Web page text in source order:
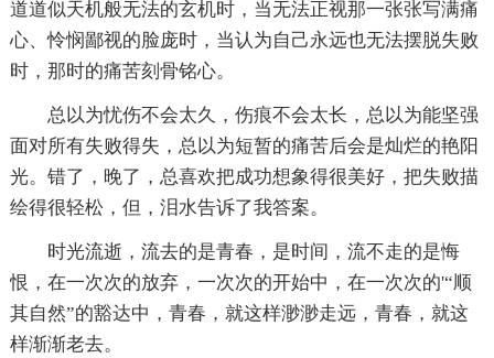
道道似天机般无法的玄机时，当无法正视那一张张写满痛
心、怜悯鄙视的脸庞时，当认为自己永远也无法摆脱失败
时，那时的痛苦刻骨铭心。
总以为忧伤不会太久，伤痕不会太长，总以为能坚强
面对所有失败得失，总以为短暂的痛苦后会是灿烂的艳阳
光。错了，晚了，总喜欢把成功想象得很美好，把失败描
绘得很轻松，但，泪水告诉了我答案。
时光流逝，流去的是青春，是时间，流不走的是悔
恨，在一次次的放弃，一次次的开始中，在一次次的'“顺
其自然”的豁达中，青春，就这样渺渺走远，青春，就这
样渐渐老去。